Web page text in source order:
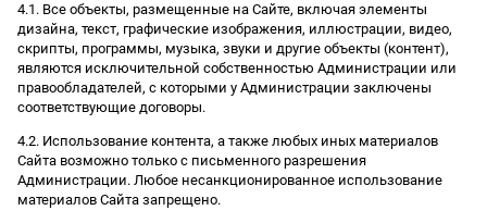
4.1. Все объекты, размещенные на Сайте, включая элементы
дизайна, текст, графические изображения, иллюстрации, видео,
скрипты, программы, музыка, звуки и другие объекты (контент),
являются исключительной собственностью Администрации или
правообладателей, с которыми у Администрации заключены
соответствующие договоры.
4.2. Использование контента, а также любых иных материалов
Сайта возможно только с письменного разрешения
Администрации. Любое несанкционированное использование
материалов Сайта запрещено.